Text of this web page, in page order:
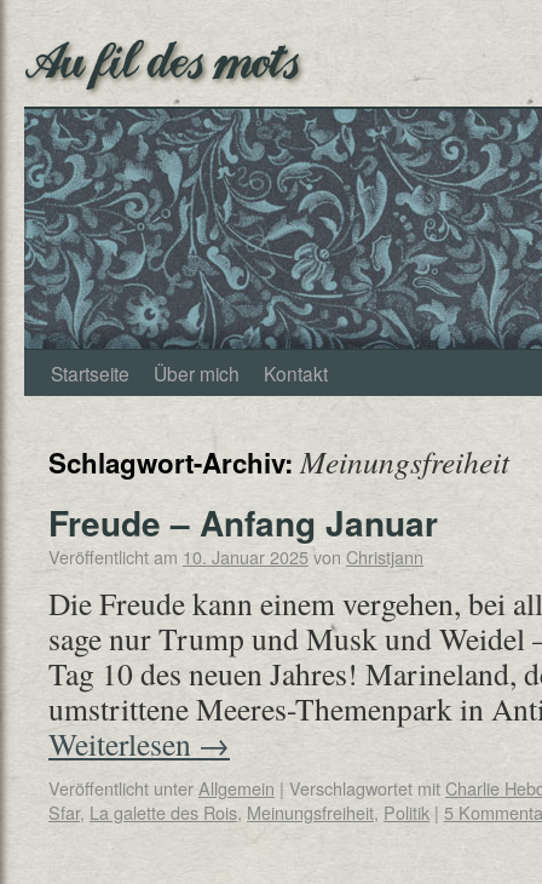
Au fil des mots
Startseite Über mich Kontakt
Schlagwort-Archiv:Meinungsfreiheit
Freude – Anfang Januar
Veröffentlicht am 10. Januar 2025von Christjann
Die Freude kann einem vergehen, bei
sage nur Trump und Musk und Weidel
Tag 10 des neuen Jahres! Marineland,
umstrittene Meeres-Themenpark in
Weiterlesen →
Veröffentlicht unterAllgemein | Verschlagwortet mitCharlie
Sfar, La galette des Rois, Meinungsfreiheit, Politik | 5